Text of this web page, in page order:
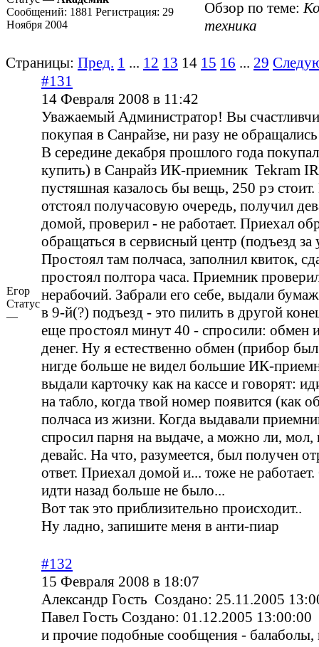
Сообщений: 1881 Регистрация: 29
Ноября 2004
Обзор по теме:
техника
Страницы: Пред. 1 ... 12 13 14 15 16 ... 29
Егор
Статус
—
#131
14 Февраля 2008 в 11:42
Уважаемый Администратор! Вы
покупая в Санрайзе, ни разу не
В середине декабря прошлого года
купить) в Санрайз ИК-приемник Tekram
пустяшная казалось бы вещь, 250 рэ
отстоял получасовую очередь, получил
домой, проверил - не работает. Приехал
обращаться в сервисный центр (подъезд за
Простоял там полчаса, заполнил квиток,
простоял полтора часа. Приемник
нерабочий. Забрали его себе, выдали
в 9-й(?) подъезд - это пилить в другой
еще простоял минут 40 - спросили: обмен
денег. Ну я естественно обмен (прибор
нигде больше не видел большие ИК-
выдали карточку как на кассе и говорят:
на табло, когда твой номер появится (как
полчаса из жизни. Когда выдавали
спросил парня на выдаче, а можно ли, мол,
девайс. На что, разумеется, был получен
ответ. Приехал домой и... тоже не
идти назад больше не было...
Вот так это приблизительно происходит..
Ну ладно, запишите меня в анти-пиар
#132
15 Февраля 2008 в 18:07
Александр Гость Создано: 25.11.2005
Павел Гость Создано: 01.12.2005 13:00:00
и прочие подобные сообщения -